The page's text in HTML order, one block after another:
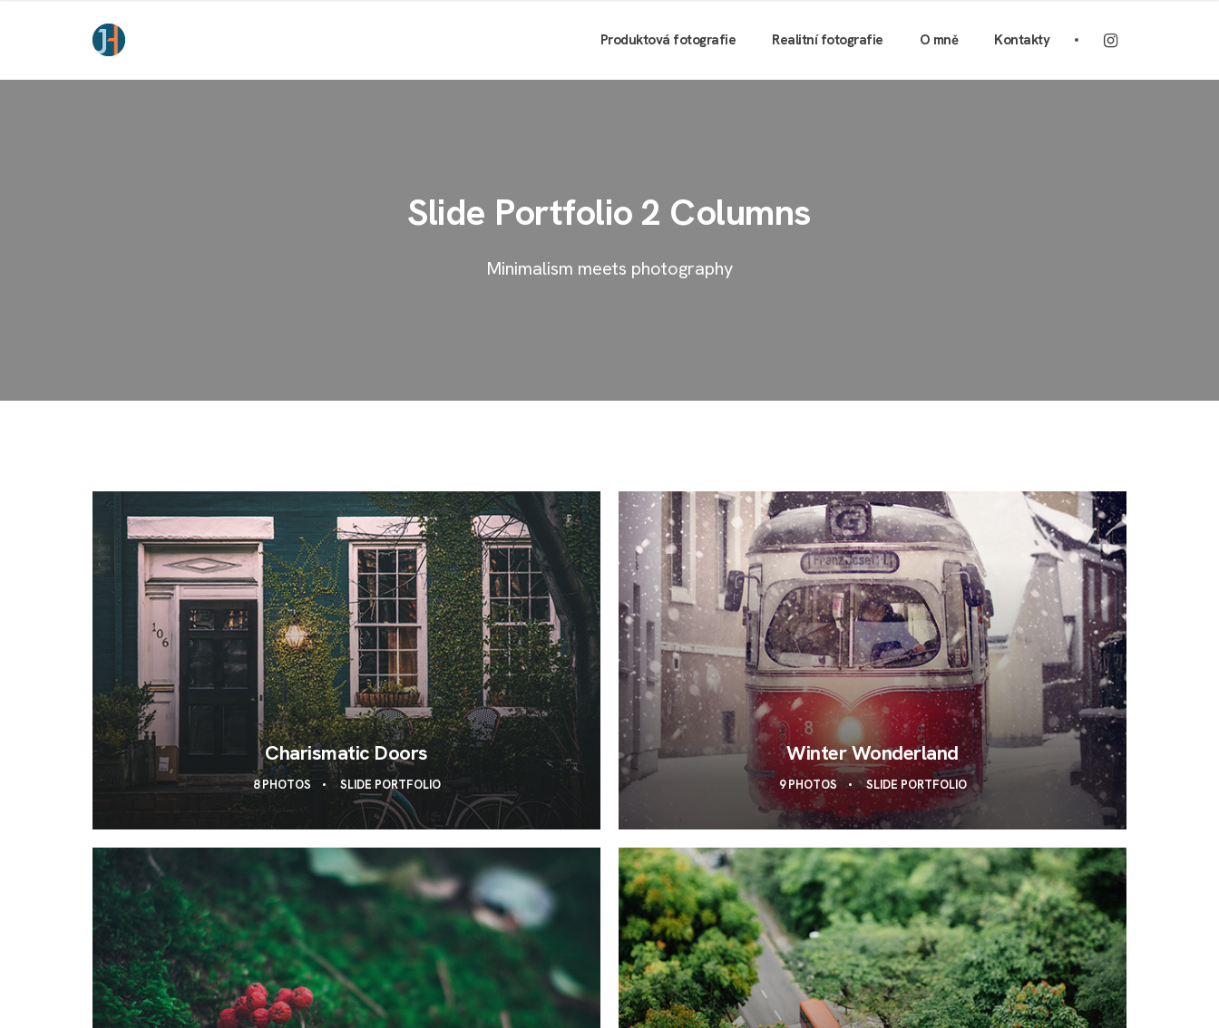
Produktová fotografie Realitní fotografie O mně Kontakty
Slide Portfolio 2 Columns
Minimalism meets photography
Charismatic Doors
8 PHOTOS SLIDE PORTFOLIO
Winter Wonderland
9 PHOTOS SLIDE PORTFOLIO